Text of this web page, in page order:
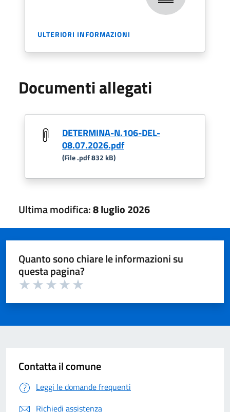
ULTERIORI INFORMAZIONI
Documenti allegati
DETERMINA-N.106-DEL-
08.07.2026.pdf
(File .pdf 832 kB)
Ultima modifica:8 luglio 2026
Quanto sono chiare le informazioni su
questa pagina?
Contatta il comune
Leggi le domande frequenti
Richiedi assistenza